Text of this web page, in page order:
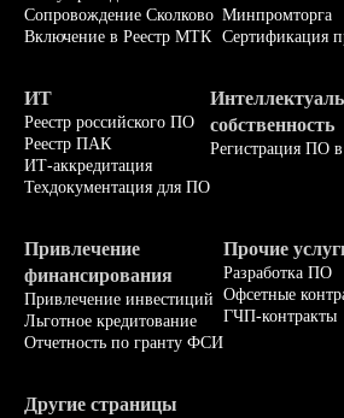
Сопровождение Сколково
Включение в Реестр МТК
Минпромторга
Сертификация
ИТ
Реестр российского ПО
Реестр ПАК
ИТ-аккредитация
Техдокументация для ПО
собственность
Регистрация ПО в
Привлечение
финансирования
Привлечение инвестиций
Льготное кредитование
Отчетность по гранту ФСИ
Прочие
Разработка ПО
Офсетные
ГЧП-контракты
Другие страницы